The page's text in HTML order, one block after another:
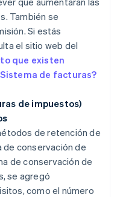
También se
Si estás
el sitio web del
que existen
de facturas?
de impuestos)
de retención de
de conservación de
de conservación de
se agregó
como el número